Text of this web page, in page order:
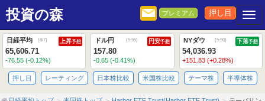
投資の森 プレミアム 押し目
日経平均 (8/7) 上昇予想
65,606.71
-76.55 (-0.12%)
ドル円 (5:55) 円安予想
157.80
-0.65 (-0.41%)
NYダウ (5:50) 下落予想
54,036.93
+151.83 (+0.28%)
押し目 レーティング 日本株比較 米国株比較 テーマ株 半導体株